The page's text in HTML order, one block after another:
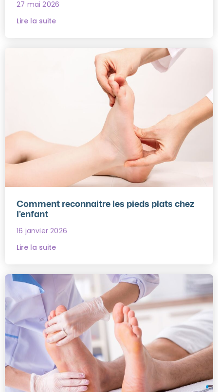
27 mai 2026
Lire la suite
Comment reconnaitre les pieds plats chez
l’enfant
16 janvier 2026
Lire la suite